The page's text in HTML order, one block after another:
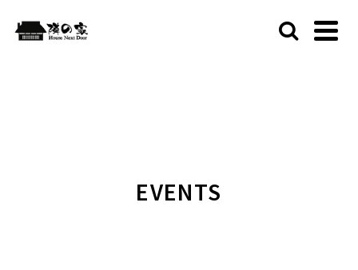
EVENTS